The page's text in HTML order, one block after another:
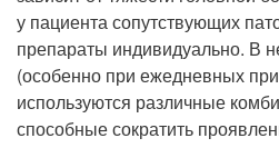
у пациента сопутствующих
препараты индивидуально. В
(особенно при ежедневных
используются различные
способные сократить